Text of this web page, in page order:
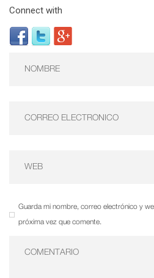
Connect with
Guarda mi nombre, correo electrónico y
próxima vez que comente.